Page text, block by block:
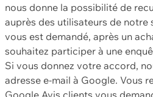
nous donne la possibilité de
auprès des utilisateurs de notre
vous est demandé, après un
souhaitez participer à une
Si vous donnez votre accord,
adresse e-mail à Google. Vous